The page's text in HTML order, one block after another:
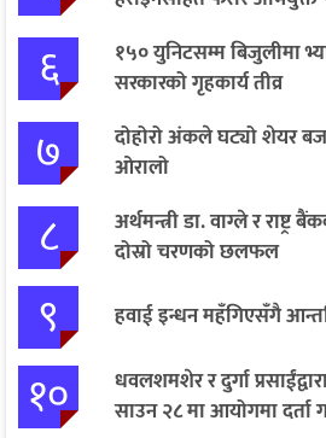
६
१५० युनिटसम्म बिजुलीमा
सरकारको गृहकार्य तीव्र
७
दोहोरो अंकले घट्यो शेयर
ओरालो
८
अर्थमन्त्री डा. वाग्ले र राष्ट्र
दोस्रो चरणको छलफल
९ हवाई इन्धन महँगिएसँगै
१०
धवलशमशेर र दुर्गा
साउन २८ मा आयोगमा दर्ता